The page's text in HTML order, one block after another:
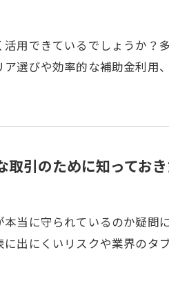
用できているでしょうか？
選びや効率的な補助金利用
引のために知ってお
当に守られているのか疑問
出にくいリスクや業界のタ